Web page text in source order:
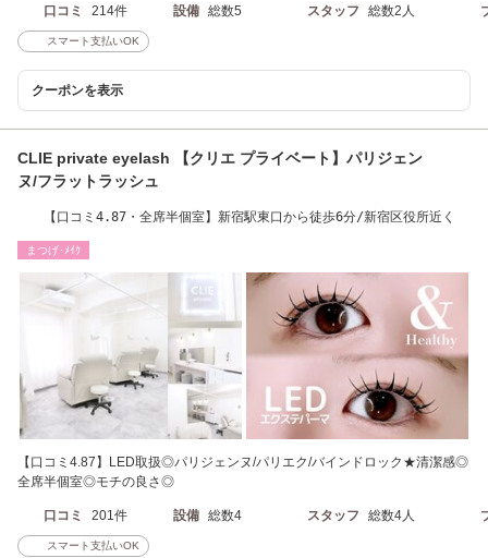
口コミ 214件 設備 総数5 スタッフ 総数2人
スマート支払いOK
クーポンを表示
CLIE private eyelash 【クリエ プライベート】パリジェン
ヌ/フラットラッシュ
【口コミ4.87・全席半個室】新宿駅東口から徒歩6分/新宿区役所近く
まつげ･ﾒｲｸ
【口コミ4.87】LED取扱◎パリジェンヌ/パリエク/バインドロック★清潔感◎
全席半個室◎モチの良さ◎
口コミ 201件 設備 総数4 スタッフ 総数4人
スマート支払いOK